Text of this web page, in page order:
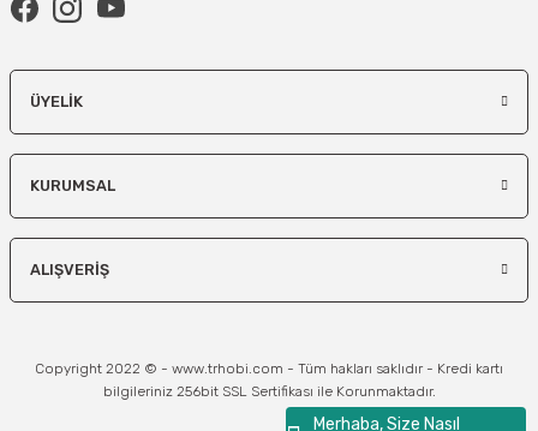
Merhaba, Size Nasıl
ÜYELIK
KURUMSAL
ALIŞVERIŞ
Copyright 2022 © - www.trhobi.com - Tüm hakları saklıdır - Kredi kartı
bilgileriniz 256bit SSL Sertifikası ile Korunmaktadır.